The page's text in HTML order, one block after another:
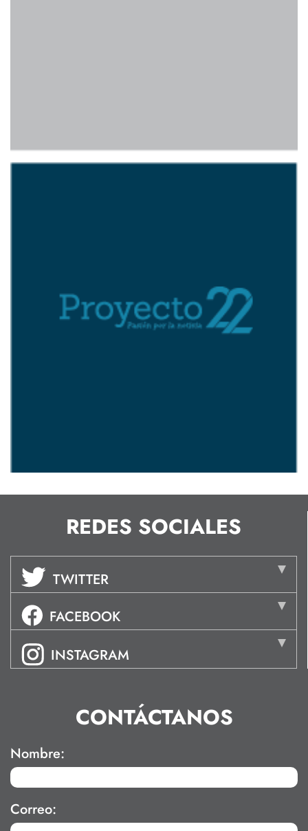
REDES SOCIALES
TWITTER
FACEBOOK
INSTAGRAM
CONTÁCTANOS
Nombre:
Correo: